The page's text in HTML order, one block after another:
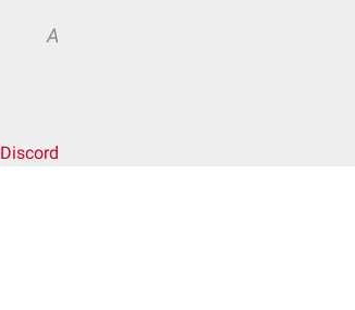
A
Discord